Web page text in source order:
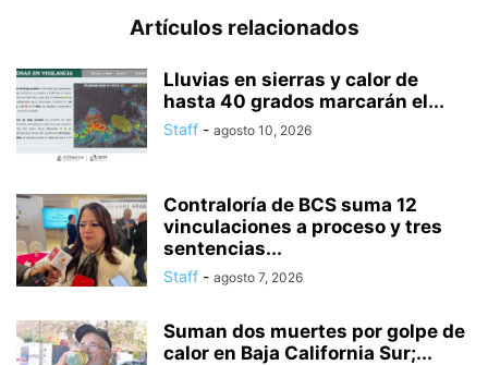
Artículos relacionados
Lluvias en sierras y calor de
hasta 40 grados marcarán el...
Staff - agosto 10, 2026
Contraloría de BCS suma 12
vinculaciones a proceso y tres
sentencias...
Staff - agosto 7, 2026
Suman dos muertes por golpe de
calor en Baja California Sur;...